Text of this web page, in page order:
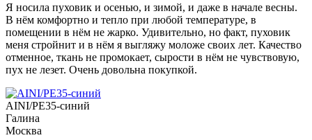
Я носила пуховик и осенью, и зимой, и даже в начале весны.
В нём комфортно и тепло при любой температуре, в
помещении в нём не жарко. Удивительно, но факт, пуховик
меня стройнит и в нём я выгляжу моложе своих лет. Качество
отменное, ткань не промокает, сырости в нём не чувствовую,
пух не лезет. Очень довольна покупкой.
AINI/PE35-синий
Галина
Москва